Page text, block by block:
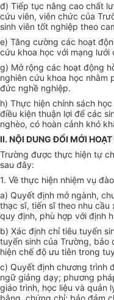
đ) Tiếp tục nâng cao chất
cứu viên, viên chức của
sinh viên tốt nghiệp theo
e) Tăng cường các hoạt
cứu khoa học với mạng
g) Mở rộng các hoạt động
nghiên cứu khoa học nhằm
đức nghề nghiệp.
h) Thực hiện chính sách
điều kiện thuận lợi để các
nghèo, có hoàn cảnh khó
II. NỘI DUNG ĐỔI MỚI
Trường được thực hiện tự
sau đây:
1. Về thực hiện nhiệm vụ
a) Quyết định mở ngành,
thạc sĩ, tiến sĩ theo nhu
quy định, phù hợp với định
b) Xác định chỉ tiêu tuyển
tuyển sinh của Trường, bảo
hiện chế độ ưu tiên trong
c) Quyết định chương trình
ngữ giảng dạy; phương
giáo trình, học liệu và quản
bằng, chứng chỉ; bảo đảm